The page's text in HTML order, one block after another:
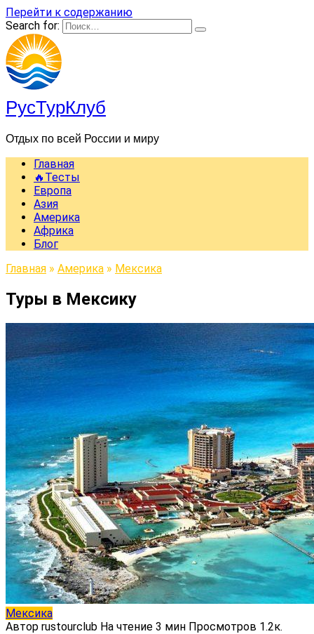
Перейти к содержанию
Search for:
РусТурКлуб
Отдых по всей России и миру
Главная
🔥Тесты
Европа
Азия
Америка
Африка
Блог
Главная » Америка » Мексика
Туры в Мексику
Мексика
Автор rustourclub На чтение 3 мин Просмотров 1.2к.